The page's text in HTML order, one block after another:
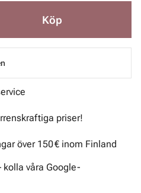
Köp
priser!
över 150 € inom Finland
kolla våra Google-